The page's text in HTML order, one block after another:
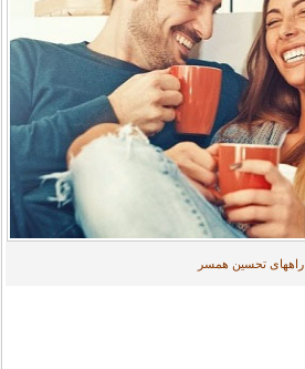
راههای تحسین همسر